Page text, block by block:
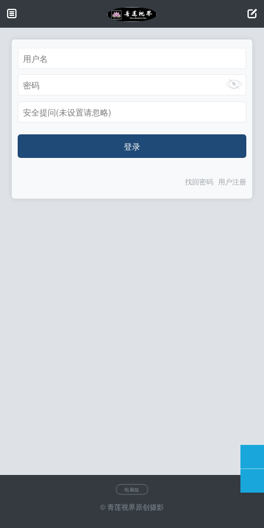
安全提问(未设置请忽略)
登录
找回密码 用户注册
电脑版
© 青莲视界原创摄影